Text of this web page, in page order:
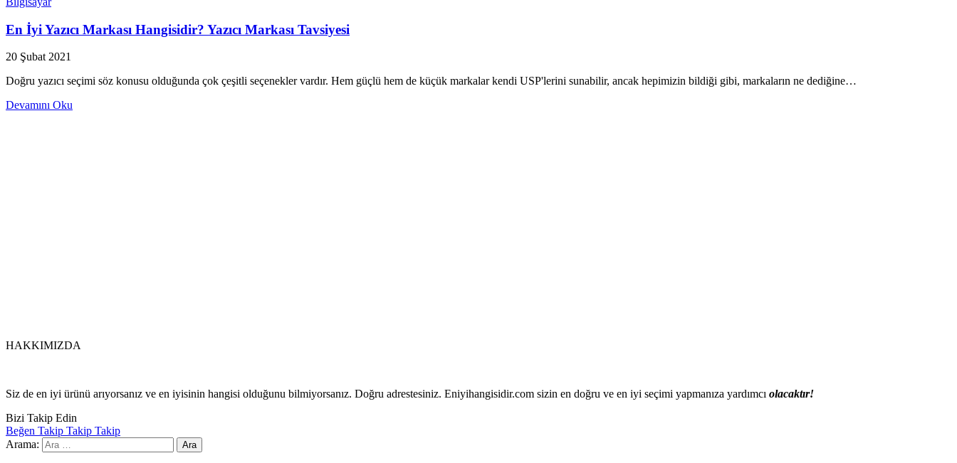
En İyi Yazıcı Markası Hangisidir? Yazıcı Markası Tavsiyesi
20 Şubat 2021
Doğru yazıcı seçimi söz konusu olduğunda çok çeşitli seçenekler vardır. Hem güçlü hem de küçük markalar kendi USP'lerini sunabilir, ancak hepimizin bildiği gibi, markaların ne dediğine…
Devamını Oku
HAKKIMIZDA
Siz de en iyi ürünü arıyorsanız ve en iyisinin hangisi olduğunu bilmiyorsanız. Doğru adrestesiniz. Eniyihangisidir.com sizin en doğru ve en iyi seçimi yapmanıza yardımcı olacaktır!
Bizi Takip Edin
Beğen Takip Takip Takip
Arama: